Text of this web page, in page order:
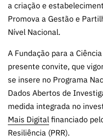
a criação e
Promova a Gestão e
Nível Nacional.
A Fundação para a
presente convite, que
se insere no Programa
Dados Abertos de
medida integrada no
Mais Digital financiado
Resiliência (PRR).